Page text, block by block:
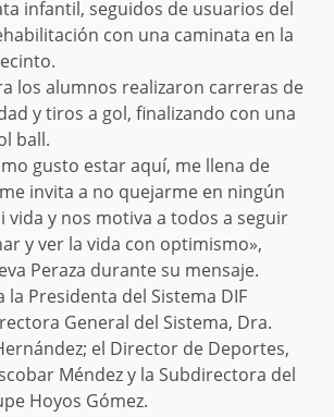
infantil, seguidos de usuarios del
con una caminata en la
los alumnos realizaron carreras de
y tiros a gol, finalizando con una
ball.
gusto estar aquí, me llena de
invita a no quejarme en ningún
vida y nos motiva a todos a seguir
y ver la vida con optimismo»,
Peraza durante su mensaje.
Presidenta del Sistema DIF
General del Sistema, Dra.
el Director de Deportes,
Méndez y la Subdirectora del
Hoyos Gómez.